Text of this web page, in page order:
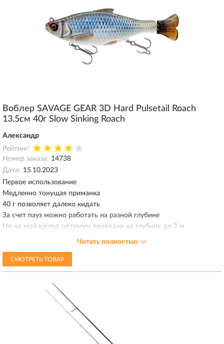
Воблер SAVAGE GEAR 3D Hard Pulsetail Roach
13.5см 40г Slow Sinking Roach
Александр
Рейтинг:
Номер заказа: 14738
Дата: 15.10.2023
Первое использование
Медленно тонущая приманка
40 г позволяет далеко кидать
За счет пауз можно работать на разной глубине
Но на мой взгляд оптимум проводки на глубине до 2 м
Сменил тройники на одинарные так как ловлю в траве - проходит
Приманка без выраженных особенностей игры
Обычный равномерный ход если вести подмотку равномерно
Игра зависит от работы удилищем
Читать полностью
СМОТРЕТЬ ТОВАР